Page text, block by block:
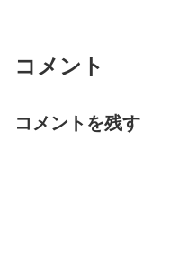
コメント
コメントを残す